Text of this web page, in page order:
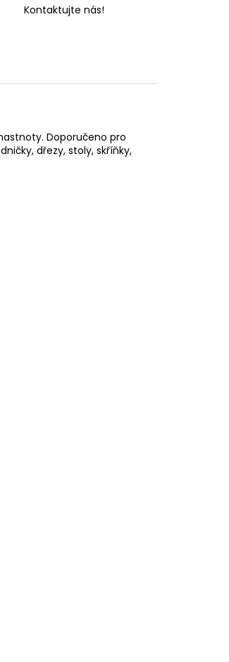
Kontaktujte nás!
Doporučeno pro
dřezy, stoly, skříňky,